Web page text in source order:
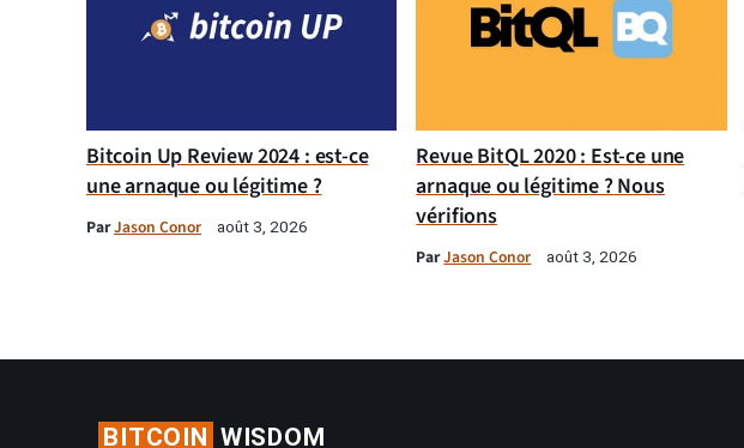
Bitcoin Up Review 2024 : est-ce
une arnaque ou légitime ?
ParJason Conor août 3, 2026
Revue BitQL 2020 : Est-ce une
arnaque ou légitime ? Nous
vérifions
ParJason Conor août 3, 2026
BITCOIN WISDOM